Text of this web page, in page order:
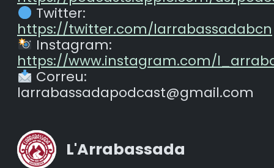
Twitter:
https://twitter.com/larrabassadabcn
Instagram:
https://www.instagram.com/
Correu:
larrabassadapodcast@gmail.com
L'Arrabassada